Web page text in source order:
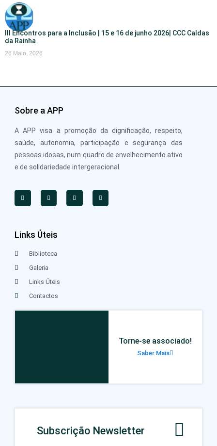
III Encontros para a Inclusão | 15 e 16 de junho 2026| CCC Caldas
da Rainha
26 Maio, 2026
Sobre a APP
A APP visa a promoção da dignificação, respeito,
saúde, autonomia, participação e segurança das
pessoas idosas, num quadro de envelhecimento ativo
e de solidariedade intergeracional.
Links Úteis
Biblioteca
Galeria
Links Úteis
Contactos
Torne-se associado!
Saber Mais
Subscrição Newsletter